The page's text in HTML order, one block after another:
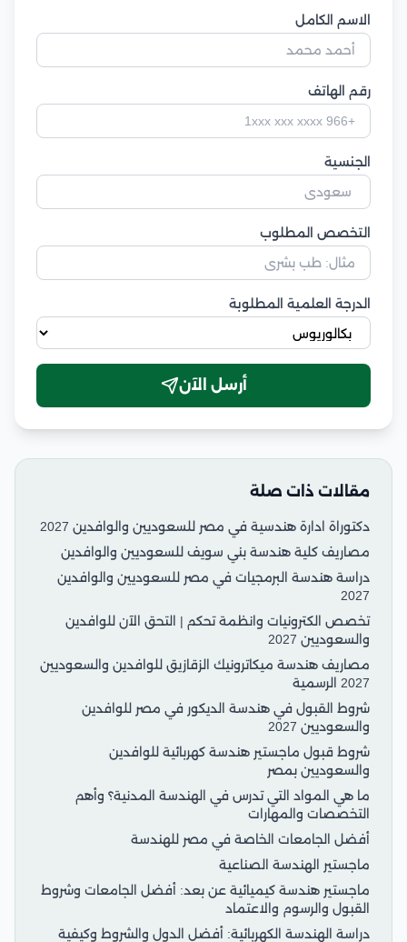
الاسم الكامل
رقم الهاتف
الجنسية
التخصص المطلوب
الدرجة العلمية المطلوبة
أرسل الآن
مقالات ذات صلة
دكتوراة ادارة هندسية في مصر للسعوديين والوافدين 2027
مصاريف كلية هندسة بني سويف للسعوديين والوافدين
دراسة هندسة البرمجيات في مصر للسعوديين والوافدين
2027
تخصص الكترونيات وانظمة تحكم | التحق الآن للوافدين
والسعوديين 2027
مصاريف هندسة ميكاترونيك الزقازيق للوافدين والسعوديين
2027 الرسمية
شروط القبول في هندسة الديكور في مصر للوافدين
والسعوديين 2027
شروط قبول ماجستير هندسة كهربائية للوافدين
والسعوديين بمصر
ما هي المواد التي تدرس في الهندسة المدنية؟ وأهم
التخصصات والمهارات
أفضل الجامعات الخاصة في مصر للهندسة
ماجستير الهندسة الصناعية
ماجستير هندسة كيميائية عن بعد: أفضل الجامعات وشروط
القبول والرسوم والاعتماد
دراسة الهندسة الكهربائية: أفضل الدول والشروط وكيفية